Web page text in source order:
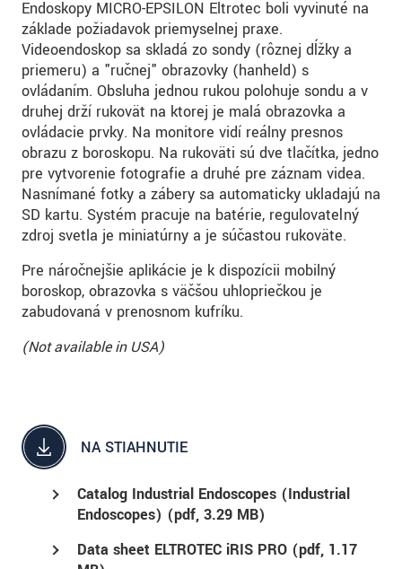
Endoskopy MICRO-EPSILON Eltrotec boli vyvinuté na
základe požiadavok priemyselnej praxe.
Videoendoskop sa skladá zo sondy (rôznej dĺžky a
priemeru) a "ručnej" obrazovky (hanheld) s
ovládaním. Obsluha jednou rukou polohuje sondu a v
druhej drží rukoväť na ktorej je malá obrazovka a
ovládacie prvky. Na monitore vidí reálny presnos
obrazu z boroskopu. Na rukoväti sú dve tlačítka, jedno
pre vytvorenie fotografie a druhé pre záznam videa.
Nasnímané fotky a zábery sa automaticky ukladajú na
SD kartu. Systém pracuje na batérie, regulovateľný
zdroj svetla je miniatúrny a je súčasťou rukoväte.
Pre náročnejšie aplikácie je k dispozícii mobilný
boroskop, obrazovka s väčšou uhlopriečkou je
zabudovaná v prenosnom kufríku.
(Not available in USA)
NA STIAHNUTIE
Catalog Industrial Endoscopes (Industrial
Endoscopes) (pdf, 3.29 MB)
Data sheet ELTROTEC iRIS PRO (pdf, 1.17